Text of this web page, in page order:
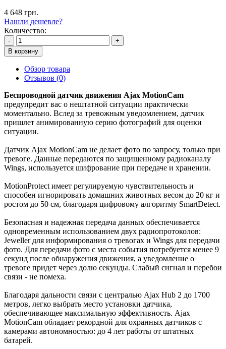
4 648 грн.
Нашли дешевле?
Количество:
-
+
В корзину
Обзор товара
Отзывов (0)
Беспроводной датчик движения Ajax MotionCam
предупредит вас о нештатной ситуации практически
моментально. Вслед за тревожным уведомлением, датчик
пришлет анимированную серию фотографий для оценки
ситуации.
Датчик Ajax MotionCam не делает фото по запросу, только при
тревоге. Данные передаются по защищенному радиоканалу
Wings, используется шифрование при передаче и хранении.
MotionProtect имеет регулируемую чувствительность и
способен игнорировать домашних животных весом до 20 кг и
ростом до 50 см, благодаря цифровому алгоритму SmartDetect.
Безопасная и надежная передача данных обеспечивается
одновременным использованием двух радиопротоколов:
Jeweller для информирования о тревогах и Wings для передачи
фото. Для передачи фото с места события потребуется менее 9
секунд после обнаружения движения, а уведомление о
тревоге придет через долю секунды. Слабый сигнал и перебои
связи - не помеха.
Благодаря дальности связи с централью Ajax Hub 2 до 1700
метров, легко выбрать место установки датчика,
обеспечивающее максимальную эффективность. Ajax
MotionCam обладает рекордной для охранных датчиков с
камерами автономностью: до 4 лет работы от штатных
батарей.